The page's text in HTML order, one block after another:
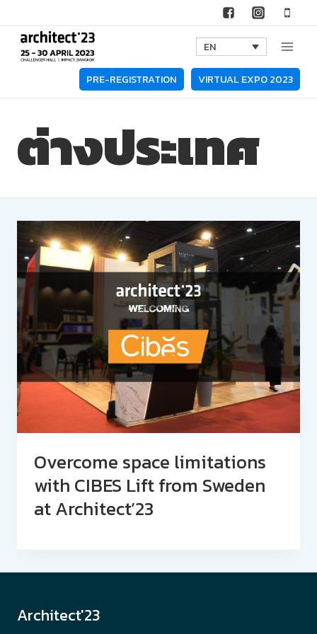
content
EN
PRE-REGISTRATION VIRTUAL EXPO 2023
ต่างประเทศ
Overcome space limitations
with CIBES Lift from Sweden
at Architect’23
Architect'23